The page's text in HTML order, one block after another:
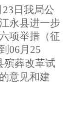
23 日 我局公
永县进一步
项举措（征
06月25
殡葬改革试
的意见和建